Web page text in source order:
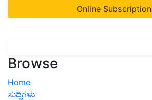
Online Subscription
Browse
Home
ಸುದ್ದಿಗಳು